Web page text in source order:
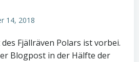
14, 2018
Fjällräven Polars ist vorbei.
Blogpost in der Hälfte der